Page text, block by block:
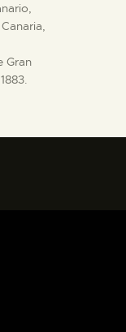
Gran